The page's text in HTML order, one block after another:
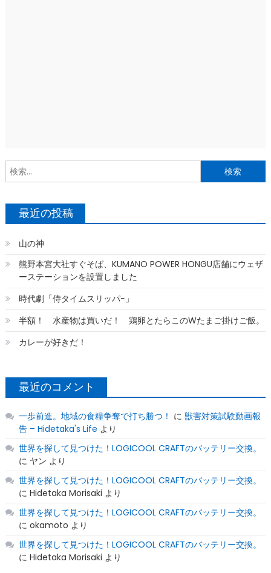
最近の投稿
山の神
熊野本宮大社すぐそば、KUMANO POWER HONGU店舗にウェザ
ーステーションを設置しました
時代劇「侍タイムスリッパ−」
半額！ 水産物は買いだ！ 鶏卵とたらこのWたまご掛けご飯。
カレーが好きだ！
最近のコメント
一歩前進。地域の食糧争奪で打ち勝つ！ に 獣害対策試験動画報
告 – Hidetaka's Life より
世界を探して見つけた！LOGICOOL CRAFTのバッテリー交換。
に ヤン より
世界を探して見つけた！LOGICOOL CRAFTのバッテリー交換。
に Hidetaka Morisaki より
世界を探して見つけた！LOGICOOL CRAFTのバッテリー交換。
に okamoto より
世界を探して見つけた！LOGICOOL CRAFTのバッテリー交換。
に Hidetaka Morisaki より